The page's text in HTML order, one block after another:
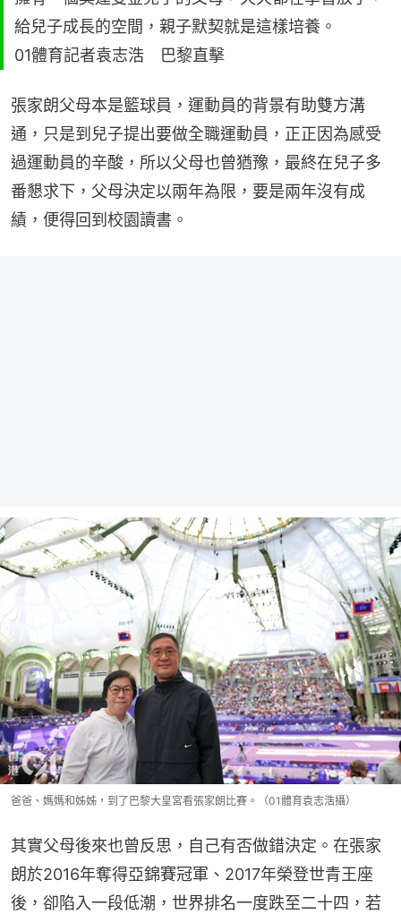
給兒子成長的空間，親子默契就是這樣培養。
01體育記者袁志浩 巴黎直擊
張家朗父母本是籃球員，運動員的背景有助雙方溝
通，只是到兒子提出要做全職運動員，正正因為感受
過運動員的辛酸，所以父母也曾猶豫，最終在兒子多
番懇求下，父母決定以兩年為限，要是兩年沒有成
績，便得回到校園讀書。
爸爸、媽媽和姊姊，到了巴黎大皇宮看張家朗比賽。（01體育袁志浩攝）
其實父母後來也曾反思，自己有否做錯決定。在張家
朗於2016年奪得亞錦賽冠軍、2017年榮登世青王座
後，卻陷入一段低潮，世界排名一度跌至二十四，若